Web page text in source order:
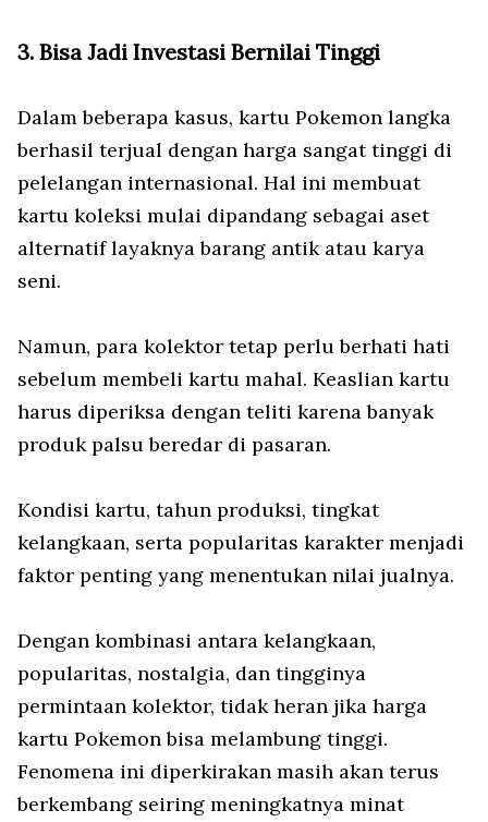
3. Bisa Jadi Investasi Bernilai Tinggi
Dalam beberapa kasus, kartu Pokemon langka
berhasil terjual dengan harga sangat tinggi di
pelelangan internasional. Hal ini membuat
kartu koleksi mulai dipandang sebagai aset
alternatif layaknya barang antik atau karya
seni.
Namun, para kolektor tetap perlu berhati hati
sebelum membeli kartu mahal. Keaslian kartu
harus diperiksa dengan teliti karena banyak
produk palsu beredar di pasaran.
Kondisi kartu, tahun produksi, tingkat
kelangkaan, serta popularitas karakter menjadi
faktor penting yang menentukan nilai jualnya.
Dengan kombinasi antara kelangkaan,
popularitas, nostalgia, dan tingginya
permintaan kolektor, tidak heran jika harga
kartu Pokemon bisa melambung tinggi.
Fenomena ini diperkirakan masih akan terus
berkembang seiring meningkatnya minat